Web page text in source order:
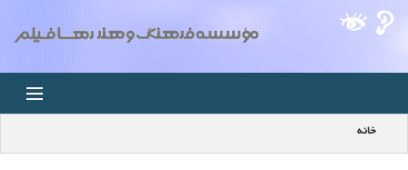
خانه
خانه